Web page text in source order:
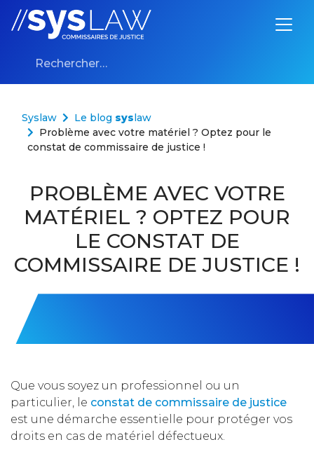
Aller au contenu
Rechercher :
Syslaw Le blog sys law
Problème avec votre matériel ? Optez pour le
constat de commissaire de justice !
PROBLÈME AVEC VOTRE
MATÉRIEL ? OPTEZ POUR
LE CONSTAT DE
COMMISSAIRE DE JUSTICE !
Que vous soyez un professionnel ou un
particulier, le constat de commissaire de justice
est une démarche essentielle pour protéger vos
droits en cas de matériel défectueux.